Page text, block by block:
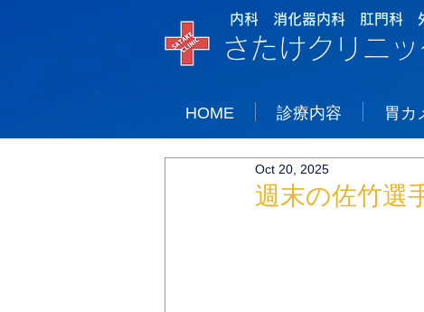
内科 消化器内科 肛門科
さたけクリニッ
HOME 診療内容 胃カ
週末の佐竹選
Oct 20, 2025